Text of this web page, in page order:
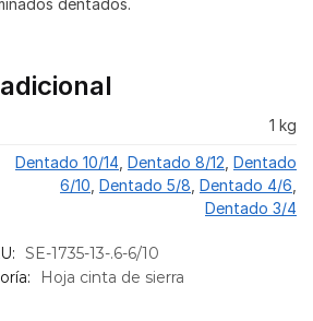
dentados.
1 kg
Dentado 10/14 Dentado 8/12 Dentado
6/10 Dentado 5/8 Dentado 4/6
Dentado 3/4
SE-1735-13-.6-6/10
Hoja cinta de sierra